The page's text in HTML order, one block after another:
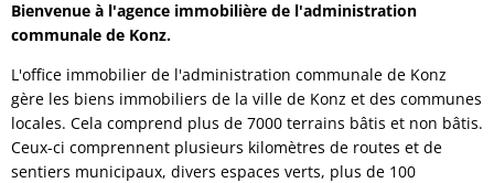
Locations
Bienvenue à l'agence immobilière de l'administration
communale de Konz.
L'office immobilier de l'administration communale de Konz
gère les biens immobiliers de la ville de Konz et des communes
locales. Cela comprend plus de 7000 terrains bâtis et non bâtis.
Ceux-ci comprennent plusieurs kilomètres de routes et de
sentiers municipaux, divers espaces verts, plus de 100